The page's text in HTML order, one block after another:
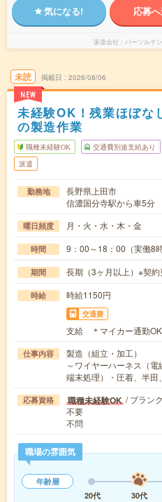
気になる! 応募
派遣会社 パーソルテ
未読
NEW
掲載日 2026/08/06
未経験OK！残業ほぼな
の製造作業
職種未経験OK 交通費別途支給あり
派遣
勤務地
長野県上田市
信濃国分寺駅から車5分
曜日頻度 月・火・水・木・金
時間 9：00～18：00（実働8
期間 長期（3ヶ月以上）※契
時給 時給1150円
交通費
支給 ＊マイカー通勤OK
仕事内容
製造（組立・加工）
～ワイヤーハーネス（電
端末処理）・圧着、半
応募資格 職種未経験OK / ブラン
不要
不問
職場の雰囲気
年齢層
20代
30代